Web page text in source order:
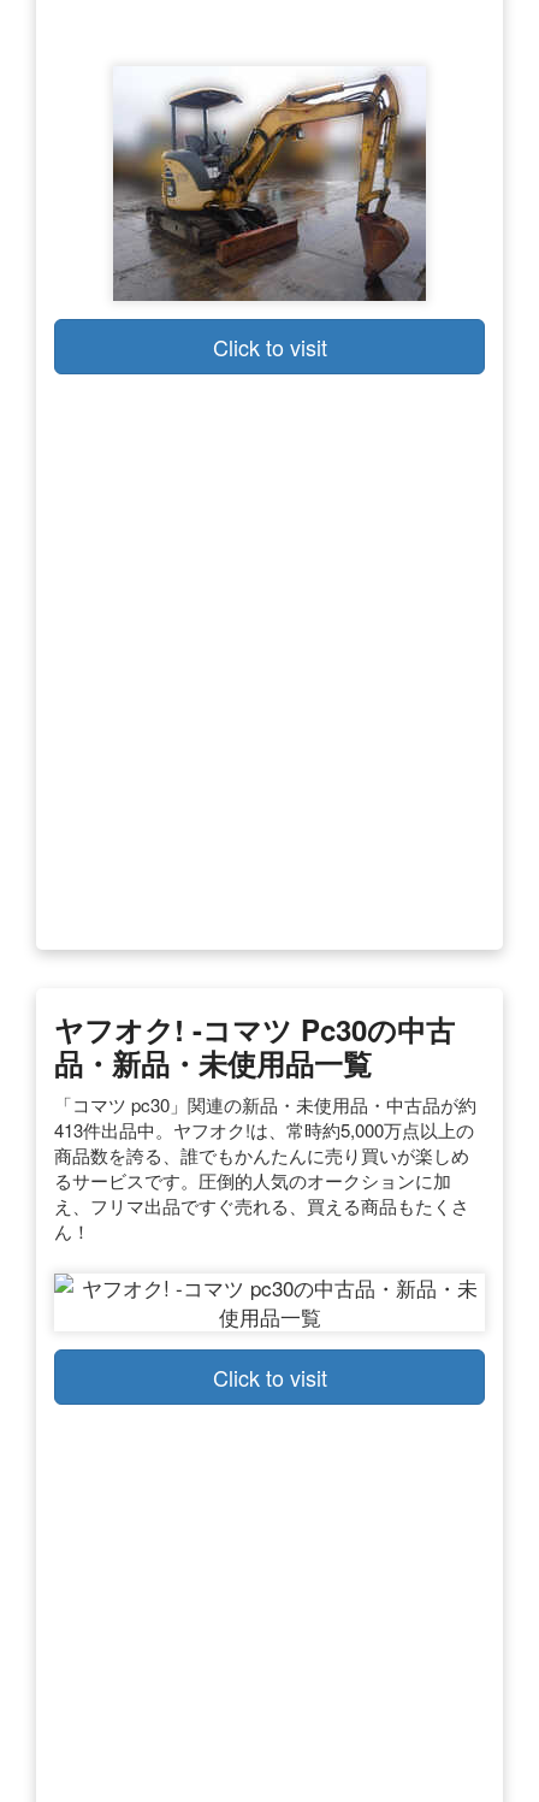
Click to visit
ヤフオク! -コマツ Pc30の中古
品・新品・未使用品一覧
「コマツ pc30」関連の新品・未使用品・中古品が約
413件出品中。ヤフオク!は、常時約5,000万点以上の
商品数を誇る、誰でもかんたんに売り買いが楽しめ
るサービスです。圧倒的人気のオークションに加
え、フリマ出品ですぐ売れる、買える商品もたくさ
ん！
Click to visit